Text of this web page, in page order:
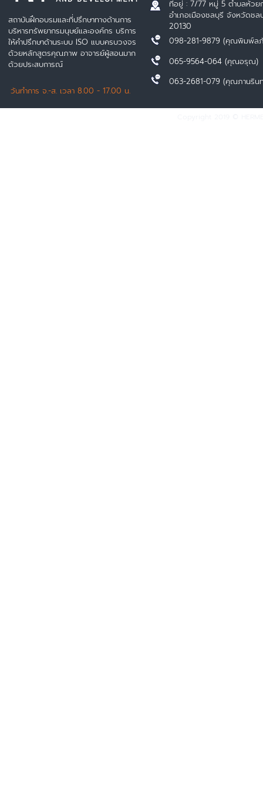
สถาบันฝึกอบรมและที่ปรึกษาทางด้านการ
บริหารทรัพยากรมนุษย์และองค์กร บริการ
ให้คำปรึกษาด้านระบบ ISO แบบครบวงจร
ด้วยหลักสูตรคุณภาพ อาจารย์ผู้สอนมาก
ด้วยประสบการณ์
วันทำการ จ.-ส. เวลา 8.00 - 17.00 น.
ที่อยู่ : 7/77 หมู่ 5 ตำบลห้วย
อำเภอเมืองชลบุรี จังหวัดชล
20130
098-281-9879 (คุณพิมพ์ล
065-9564-064 (คุณอรุณ)
063-2681-079 (คุณภานริน